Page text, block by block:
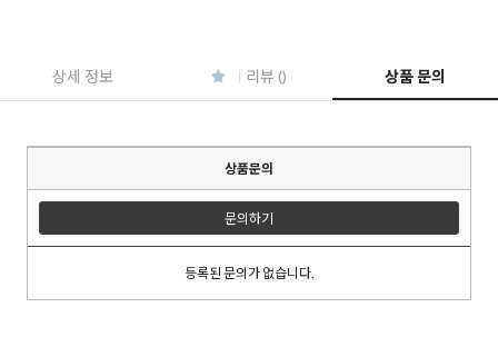
상세 정보 리뷰 () 상품 문의
상품문의
문의하기
등록된 문의가 없습니다.